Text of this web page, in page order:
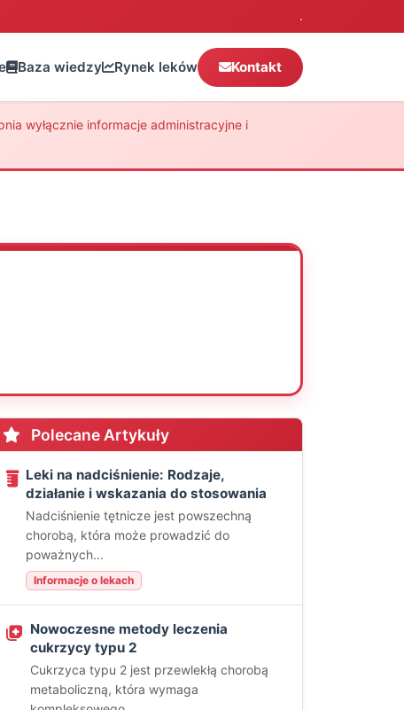
.
Baza wiedzy Rynek leków Kontakt
wyłącznie informacje administracyjne i
Polecane Artykuły
Leki na nadciśnienie: Rodzaje,
działanie i wskazania do stosowania
Nadciśnienie tętnicze jest powszechną
chorobą, która może prowadzić do
poważnych...
Informacje o lekach
Nowoczesne metody leczenia
cukrzycy typu 2
Cukrzyca typu 2 jest przewlekłą chorobą
metaboliczną, która wymaga